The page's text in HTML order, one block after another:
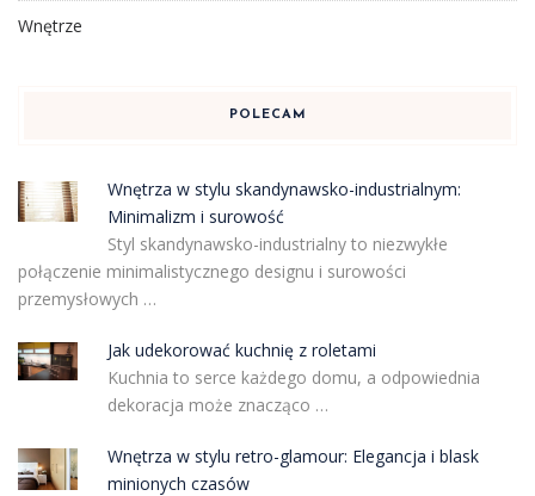
Wnętrze
POLECAM
Wnętrza w stylu skandynawsko-industrialnym:
Minimalizm i surowość
Styl skandynawsko-industrialny to niezwykłe
połączenie minimalistycznego designu i surowości
przemysłowych …
Jak udekorować kuchnię z roletami
Kuchnia to serce każdego domu, a odpowiednia
dekoracja może znacząco …
Wnętrza w stylu retro-glamour: Elegancja i blask
minionych czasów